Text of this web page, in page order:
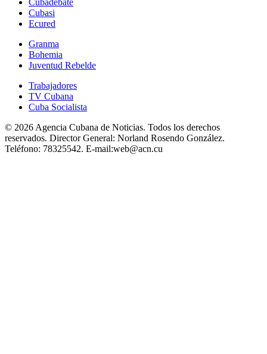
Cubasi
Ecured
Granma
Bohemia
Juventud Rebelde
Trabajadores
TV Cubana
Cuba Socialista
© 2026 Agencia Cubana de Noticias. Todos los derechos
reservados. Director General: Norland Rosendo González.
Teléfono: 78325542. E-mail:web@acn.cu